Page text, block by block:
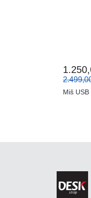
Miš